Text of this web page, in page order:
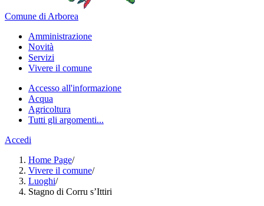
Comune di Arborea
Amministrazione
Novità
Servizi
Vivere il comune
Accesso all'informazione
Acqua
Agricoltura
Tutti gli argomenti...
Accedi
Home Page/
Vivere il comune/
Luoghi/
Stagno di Corru s’Ittiri